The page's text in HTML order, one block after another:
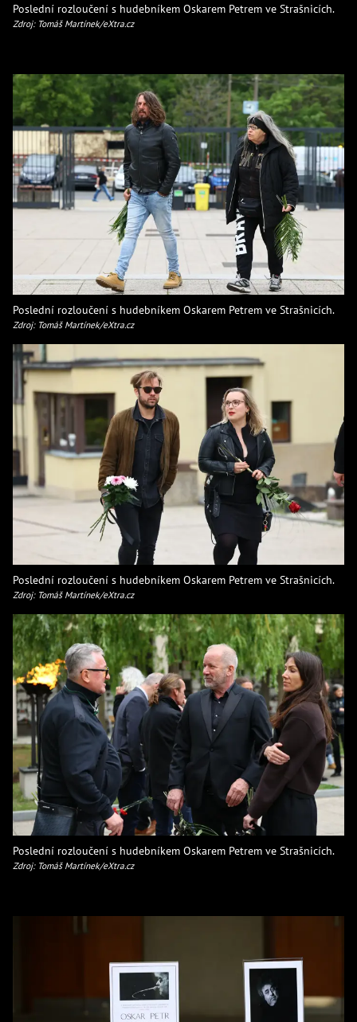
Poslední rozloučení s hudebníkem Oskarem Petrem ve Strašnicích.
Zdroj: Tomáš Martínek/eXtra.cz
Poslední rozloučení s hudebníkem Oskarem Petrem ve Strašnicích.
Zdroj: Tomáš Martínek/eXtra.cz
Poslední rozloučení s hudebníkem Oskarem Petrem ve Strašnicích.
Zdroj: Tomáš Martínek/eXtra.cz
Poslední rozloučení s hudebníkem Oskarem Petrem ve Strašnicích.
Zdroj: Tomáš Martínek/eXtra.cz